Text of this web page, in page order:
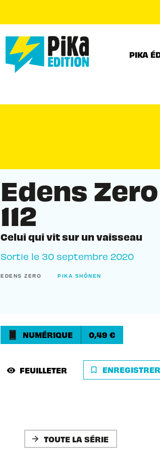
PIKA
Edens
112
Celui qui vit sur un vaisseau
Sortie le 30 septembre 2020
EDENS ZERO PIKA SHÔNEN
NUMÉRIQUE 0,49 €
visibility FEUILLETER bookmark_border ENREGISTRER
arrow_forward TOUTE LA SÉRIE